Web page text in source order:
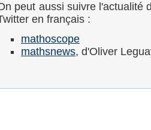
peut aussi suivre l'actualité
en français :
mathoscope
mathsnews, d'Oliver